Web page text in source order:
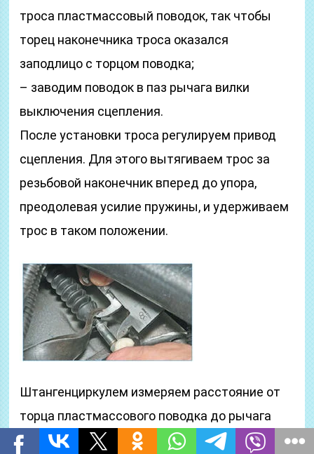
троса пластмассовый поводок, так чтобы
торец наконечника троса оказался
заподлицо с торцом поводка;
– заводим поводок в паз рычага вилки
выключения сцепления.
После установки троса регулируем привод
сцепления. Для этого вытягиваем трос за
резьбовой наконечник вперед до упора,
преодолевая усилие пружины, и удерживаем
трос в таком положении.
Штангенциркулем измеряем расстояние от
торца пластмассового поводка до рычага
вилки выключения сцепления, которое